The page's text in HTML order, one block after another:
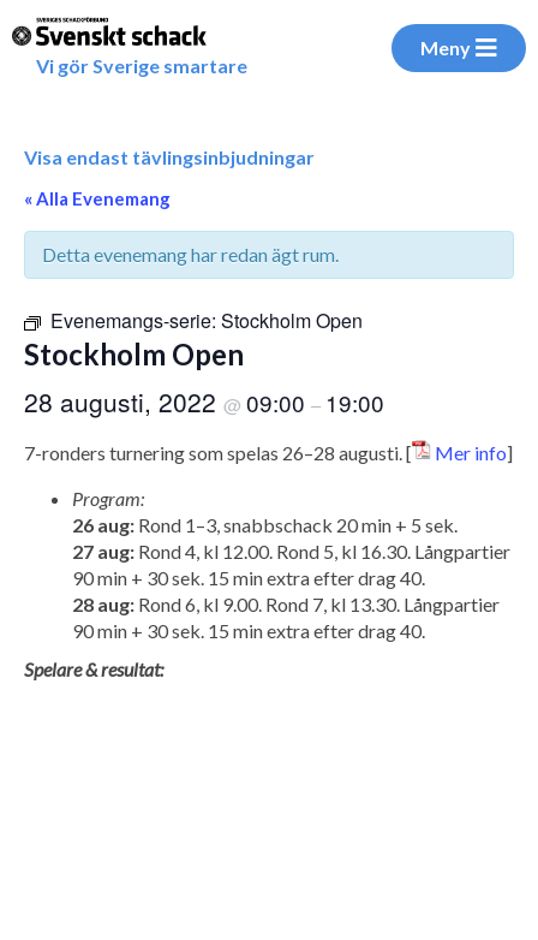
Vi gör Sverige smartare
Meny
Visa endast tävlingsinbjudningar
« Alla Evenemang
Detta evenemang har redan ägt rum.
Evenemangs-serie: Stockholm Open
Stockholm Open
28 augusti, 2022 @ 09:00 – 19:00
7-ronders turnering som spelas 26–28 augusti. [ Mer info]
Program:
26 aug: Rond 1–3, snabbschack 20 min + 5 sek.
27 aug: Rond 4, kl 12.00. Rond 5, kl 16.30. Långpartier
90 min + 30 sek. 15 min extra efter drag 40.
28 aug: Rond 6, kl 9.00. Rond 7, kl 13.30. Långpartier
90 min + 30 sek. 15 min extra efter drag 40.
Spelare & resultat: